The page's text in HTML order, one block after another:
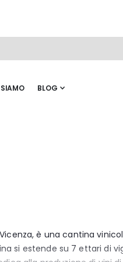
BLOG
è una cantina
si estende su 7 ettari di